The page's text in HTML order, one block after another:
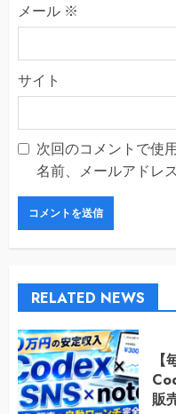
メール ※
サイト
次回のコメントで使
名前、メールアドレ
RELATED NEWS
販